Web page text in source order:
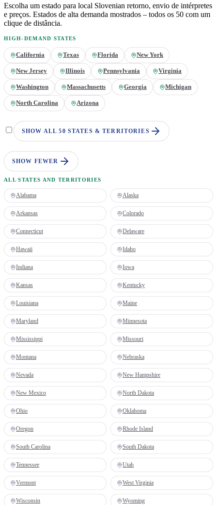
Escolha um estado para local Slovenian retorno, envio de intérpretes
e preços. Estados de alta demanda mostrados – todos os 50 com um
clique de distância.
HIGH-DEMAND STATES
California Texas Florida New York
New Jersey Illinois Pennsylvania Virginia
Washington Massachusetts Georgia Michigan
North Carolina Arizona
SHOW ALL 50 STATES & TERRITORIES
SHOW FEWER
ALL STATES AND TERRITORIES
Alabama Alaska
Arkansas Colorado
Connecticut Delaware
Hawaii Idaho
Indiana Iowa
Kansas Kentucky
Louisiana Maine
Maryland Minnesota
Mississippi Missouri
Montana Nebraska
Nevada New Hampshire
New Mexico North Dakota
Ohio Oklahoma
Oregon Rhode Island
South Carolina South Dakota
Tennessee Utah
Vermont West Virginia
Wisconsin Wyoming